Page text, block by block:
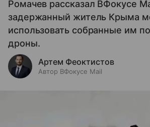
Ромачев рассказал ВФокусе
задержанный житель Крыма
использовать собранные им
дроны.
Артем Феоктистов
Автор ВФокусе Mail